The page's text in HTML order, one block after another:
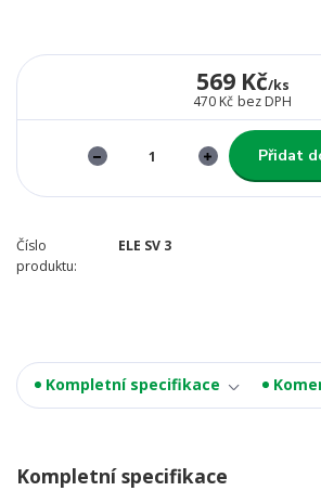
569 Kč/ks
470 Kč bez DPH
Přidat
Číslo
produktu:
ELE SV 3
Kompletní specifikace
Kompletní specifikace